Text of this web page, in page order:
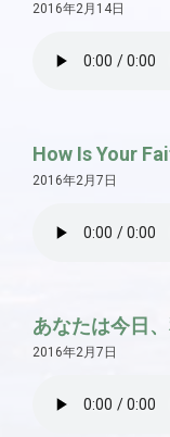
2016年2月14日
How Is Your
2016年2月7日
あなたは今日
2016年2月7日